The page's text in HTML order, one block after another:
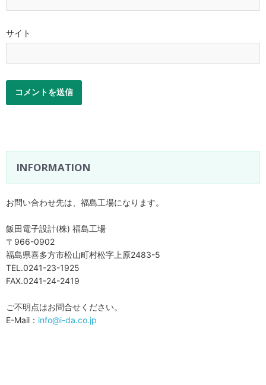
サイト
INFORMATION
お問い合わせ先は、福島工場になります。
飯田電子設計(株) 福島工場
〒966-0902
福島県喜多方市松山町村松字上原2483-5
TEL.0241-23-1925
FAX.0241-24-2419
ご不明点はお問合せください。
E-Mail： info@i-da.co.jp